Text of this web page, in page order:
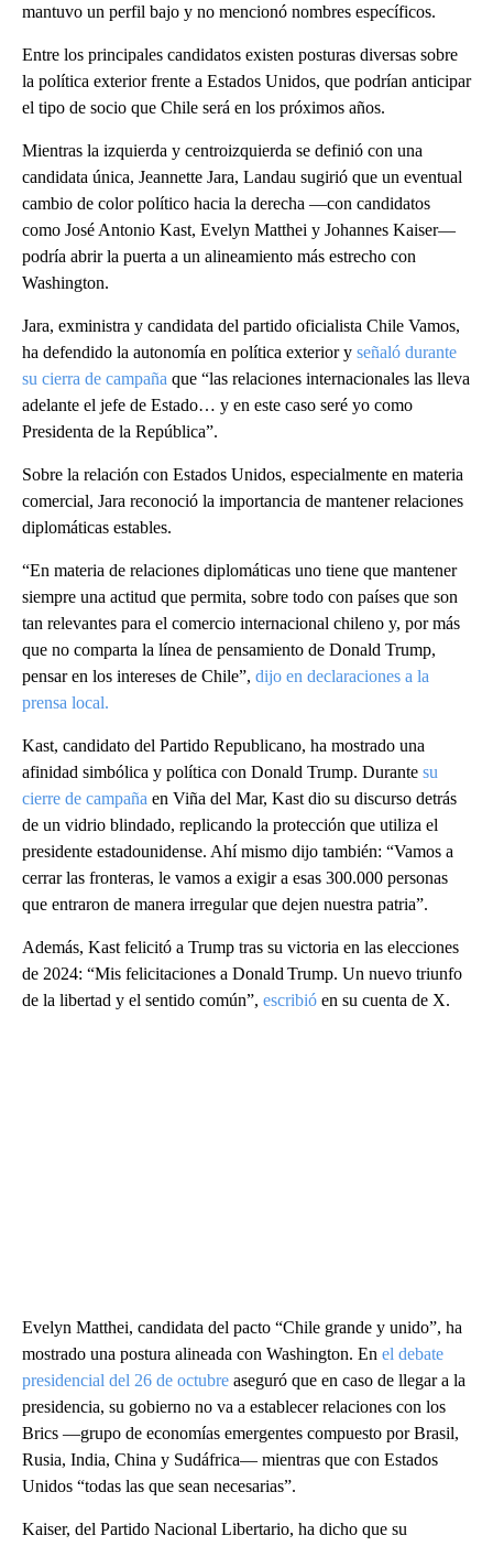
mantuvo un perfil bajo y no mencionó nombres específicos.
Entre los principales candidatos existen posturas diversas sobre
la política exterior frente a Estados Unidos, que podrían anticipar
el tipo de socio que Chile será en los próximos años.
Mientras la izquierda y centroizquierda se definió con una
candidata única, Jeannette Jara, Landau sugirió que un eventual
cambio de color político hacia la derecha —con candidatos
como José Antonio Kast, Evelyn Matthei y Johannes Kaiser—
podría abrir la puerta a un alineamiento más estrecho con
Washington.
Jara, exministra y candidata del partido oficialista Chile Vamos,
ha defendido la autonomía en política exterior y señaló durante
su cierra de campaña que “las relaciones internacionales las lleva
adelante el jefe de Estado… y en este caso seré yo como
Presidenta de la República”.
Sobre la relación con Estados Unidos, especialmente en materia
comercial, Jara reconoció la importancia de mantener relaciones
diplomáticas estables.
“En materia de relaciones diplomáticas uno tiene que mantener
siempre una actitud que permita, sobre todo con países que son
tan relevantes para el comercio internacional chileno y, por más
que no comparta la línea de pensamiento de Donald Trump,
pensar en los intereses de Chile”, dijo en declaraciones a la
prensa local.
Kast, candidato del Partido Republicano, ha mostrado una
afinidad simbólica y política con Donald Trump. Durante su
cierre de campaña en Viña del Mar, Kast dio su discurso detrás
de un vidrio blindado, replicando la protección que utiliza el
presidente estadounidense. Ahí mismo dijo también: “Vamos a
cerrar las fronteras, le vamos a exigir a esas 300.000 personas
que entraron de manera irregular que dejen nuestra patria”.
Además, Kast felicitó a Trump tras su victoria en las elecciones
de 2024: “Mis felicitaciones a Donald Trump. Un nuevo triunfo
de la libertad y el sentido común”, escribió en su cuenta de X.
Evelyn Matthei, candidata del pacto “Chile grande y unido”, ha
mostrado una postura alineada con Washington. En el debate
presidencial del 26 de octubre aseguró que en caso de llegar a la
presidencia, su gobierno no va a establecer relaciones con los
Brics —grupo de economías emergentes compuesto por Brasil,
Rusia, India, China y Sudáfrica— mientras que con Estados
Unidos “todas las que sean necesarias”.
Kaiser, del Partido Nacional Libertario, ha dicho que su